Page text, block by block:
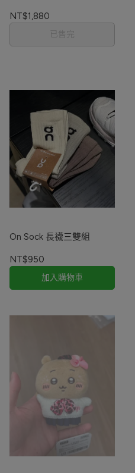
NT$1,880
已售完
On Sock 長襪三雙組
NT$950
加入購物車